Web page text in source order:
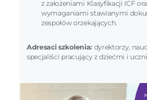
z założeniami Klasyfikacji ICF
wymaganiami stawianymi
zespołów orzekających.
Adresaci szkolenia: dyrektorzy,
specjaliści pracujący z dziećmi i